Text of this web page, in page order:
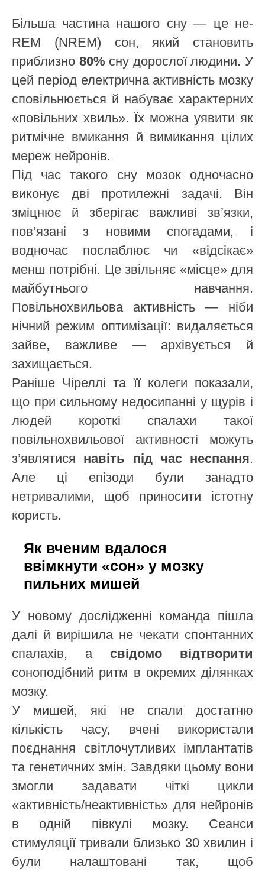
Більша частина нашого сну — це не-
REM (NREM) сон, який становить
приблизно 80% сну дорослої людини. У
цей період електрична активність мозку
сповільнюється й набуває характерних
«повільних хвиль». Їх можна уявити як
ритмічне вмикання й вимикання цілих
мереж нейронів.
Під час такого сну мозок одночасно
виконує дві протилежні задачі. Він
зміцнює й зберігає важливі зв’язки,
пов’язані з новими спогадами, і
водночас послаблює чи «відсікає»
менш потрібні. Це звільняє «місце» для
майбутнього навчання.
Повільнохвильова активність — ніби
нічний режим оптимізації: видаляється
зайве, важливе — архівується й
захищається.
Раніше Чіреллі та її колеги показали,
що при сильному недосипанні у щурів і
людей короткі спалахи такої
повільнохвильової активності можуть
з’являтися навіть під час неспання.
Але ці епізоди були занадто
нетривалими, щоб приносити істотну
користь.
Як вченим вдалося
ввімкнути «сон» у мозку
пильних мишей
У новому дослідженні команда пішла
далі й вирішила не чекати спонтанних
спалахів, а свідомо відтворити
соноподібний ритм в окремих ділянках
мозку.
У мишей, які не спали достатню
кількість часу, вчені використали
поєднання світлочутливих імплантатів
та генетичних змін. Завдяки цьому вони
змогли задавати чіткі цикли
«активність/неактивність» для нейронів
в одній півкулі мозку. Сеанси
стимуляції тривали близько 30 хвилин і
були налаштовані так, щоб